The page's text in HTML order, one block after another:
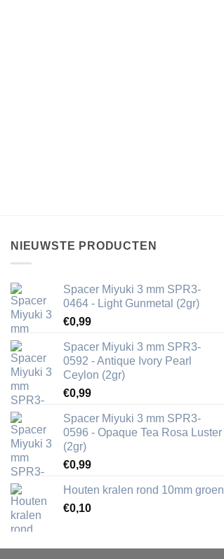
NIEUWSTE PRODUCTEN
Spacer Miyuki 3 mm SPR3-
0464 - Light Gunmetal (2gr)
€0,99
Spacer Miyuki 3 mm SPR3-
0592 - Antique Ivory Pearl
Ceylon (2gr)
€0,99
Spacer Miyuki 3 mm SPR3-
0596 - Opaque Tea Rosa Luster
(2gr)
€0,99
Houten kralen rond 10mm groen
€0,10